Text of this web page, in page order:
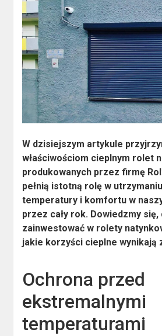
W dzisiejszym artykule
właściwościom cieplnym rolet
produkowanych przez firmę
pełnią istotną rolę w
temperatury i komfortu w
przez cały rok. Dowiedzmy
zainwestować w rolety
jakie korzyści cieplne wynikają
Ochrona przed
ekstremalnymi
temperaturami